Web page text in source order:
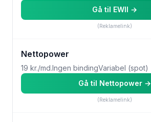
Gå til EWII →
(Reklamelink)
Nettopower
19 kr./md.Ingen bindingVariabel (spot)
Gå til Nettopower →
(Reklamelink)